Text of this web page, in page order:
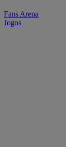
Fans Arena
Jogos